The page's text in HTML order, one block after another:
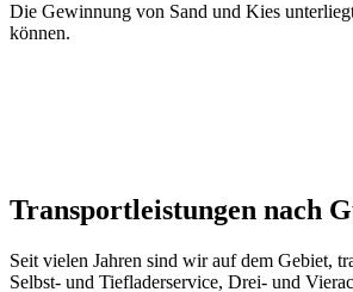
Die Gewinnung von Sand und Kies
können.
Transportleistungen nach
Seit vielen Jahren sind wir auf dem Gebiet,
Selbst- und Tiefladerservice, Drei- und